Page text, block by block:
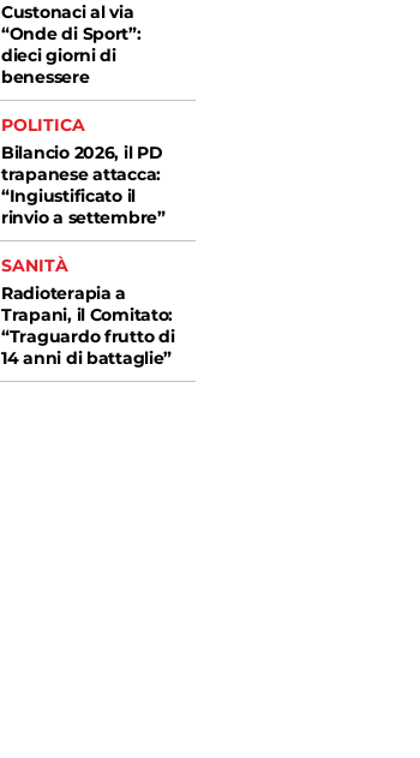
Custonaci al via
“Onde di Sport”:
dieci giorni di
benessere
POLITICA
Bilancio 2026, il PD
trapanese attacca:
“Ingiustificato il
rinvio a settembre”
SANITÀ
Radioterapia a
Trapani, il Comitato:
“Traguardo frutto di
14 anni di battaglie”